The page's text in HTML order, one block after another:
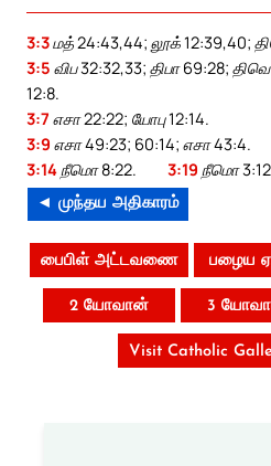
3:3மத் 24:43,44; லூக் 12:39,40;
3:5 விப 32:32,33; திபா 69:28;
12:8.
3:7 எசா 22:22; யோபு 12:14.
3:9 எசா 49:23; 60:14; எசா 43:4.
3:14நீமொ 8:22. 3:19 நீமொ 3:12;
◄ முந்தய அதிகாரம்
பைபிள் அட்டவணை பழைய
2 யோவான் 3
Visit Catholic